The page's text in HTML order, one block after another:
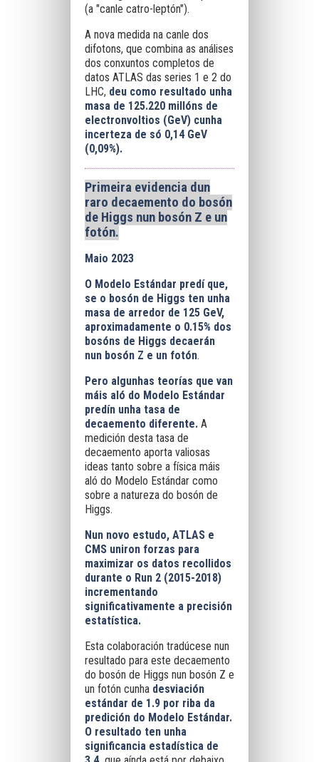
(a "canle catro-leptón").
A nova medida na canle dos
difotons, que combina as análises
dos conxuntos completos de
datos ATLAS das series 1 e 2 do
LHC, deu como resultado unha
masa de 125.220 millóns de
electronvoltios (GeV) cunha
incerteza de só 0,14 GeV
(0,09%).
Primeira evidencia dun
raro decaemento do bosón
de Higgs nun bosón Z e un
fotón.
Maio 2023
O Modelo Estándar predí que,
se o bosón de Higgs ten unha
masa de arredor de 125 GeV,
aproximadamente o 0.15% dos
bosóns de Higgs decaerán
nun bosón Z e un fotón.
Pero algunhas teorías que van
máis aló do Modelo Estándar
predín unha tasa de
decaemento diferente. A
medición desta tasa de
decaemento aporta valiosas
ideas tanto sobre a física máis
aló do Modelo Estándar como
sobre a natureza do bosón de
Higgs.
Nun novo estudo, ATLAS e
CMS uniron forzas para
maximizar os datos recollidos
durante o Run 2 (2015-2018)
incrementando
significativamente a precisión
estatística.
Esta colaboración tradúcese nun
resultado para este decaemento
do bosón de Higgs nun bosón Z e
un fotón cunha desviación
estándar de 1.9 por riba da
predición do Modelo Estándar.
Oresultado ten unha
significancia estadística de